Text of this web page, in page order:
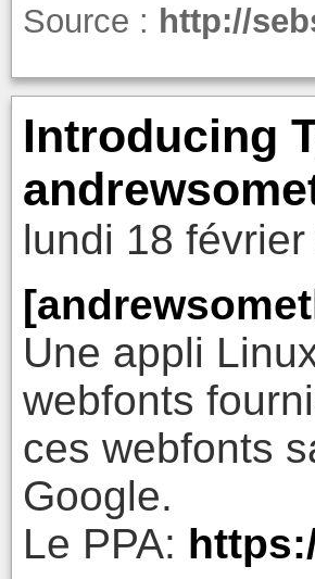
Source : http://
Introducing
lundi 18
Une appli
webfonts
ces webfonts
Google.
Le PPA: